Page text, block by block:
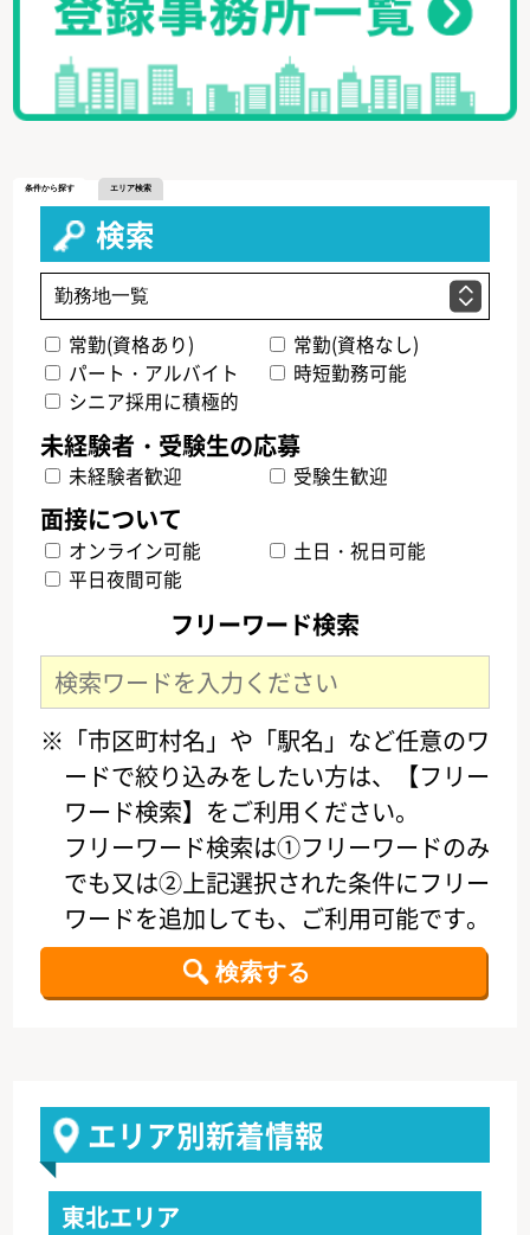
条件から探す エリア検索
検索
常勤(資格あり)
常勤(資格なし)
パート・アルバイト
時短勤務可能
シニア採用に積極的
未経験者歓迎 受験生歓迎
オンライン可能
土日・祝日可能
平日夜間可能
フリーワード検索
※「市区町村名」や「駅名」など任意のワ
ードで絞り込みをしたい方は、【フリー
ワード検索】をご利用ください。
フリーワード検索は①フリーワードのみ
でも又は②上記選択された条件にフリー
ワードを追加しても、ご利用可能です。
エリア別新着情報
東北エリア